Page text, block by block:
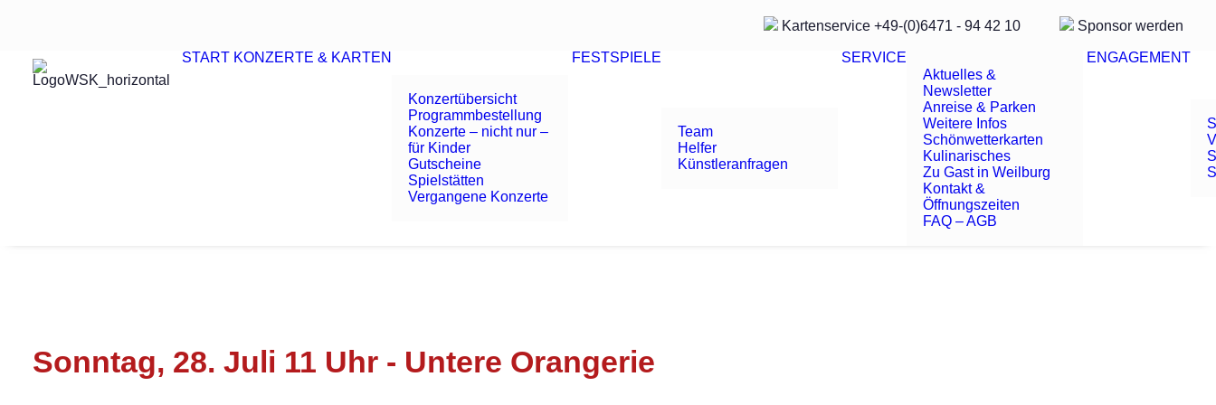
Kartenservice +49-(0)6471 - 94 42 10 Sponsor werden
START KONZERTE & KARTEN
Konzertübersicht
Programmbestellung
Konzerte – nicht nur –
für Kinder
Gutscheine
Spielstätten
Vergangene Konzerte
FESTSPIELE
Team
Helfer
Künstleranfragen
SERVICE
Aktuelles &
Newsletter
Anreise & Parken
Weitere Infos
Schönwetterkarten
Kulinarisches
Zu Gast in Weilburg
Kontakt &
Öffnungszeiten
FAQ – AGB
ENGAGEMENT
Sonntag, 28. Juli 11 Uhr - Untere Orangerie